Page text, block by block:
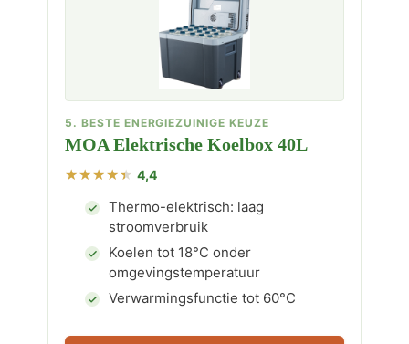
5. BESTE ENERGIEZUINIGE KEUZE
MOA Elektrische Koelbox 40L
4,4
Thermo-elektrisch: laag
stroomverbruik
Koelen tot 18°C onder
omgevingstemperatuur
Verwarmingsfunctie tot 60°C